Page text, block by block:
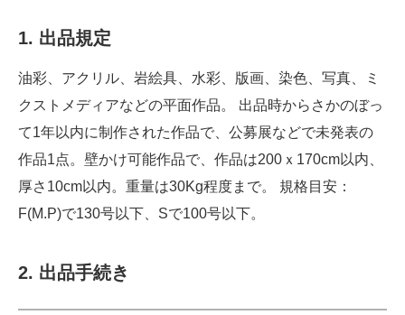
1. 出品規定
油彩、アクリル、岩絵具、水彩、版画、染色、写真、ミ
クストメディアなどの平面作品。 出品時からさかのぼっ
て1年以内に制作された作品で、公募展などで未発表の
作品1点。壁かけ可能作品で、作品は200ｘ170cm以内、
厚さ10cm以内。重量は30Kg程度まで。 規格目安：
F(M.P)で130号以下、Sで100号以下。
2. 出品手続き